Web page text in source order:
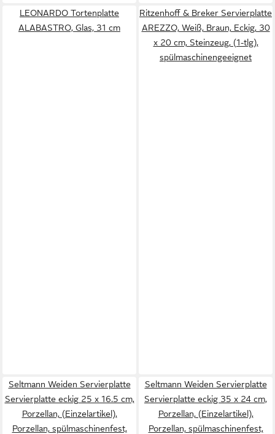
LEONARDO Tortenplatte
ALABASTRO, Glas, 31 cm
Ritzenhoff & Breker Servierplatte
AREZZO, Weiß, Braun, Eckig, 30
x 20 cm, Steinzeug, (1-tlg),
spülmaschinengeeignet
Seltmann Weiden Servierplatte
Servierplatte eckig 25 x 16.5 cm,
Porzellan, (Einzelartikel),
Porzellan, spülmaschinenfest,
Seltmann Weiden Servierplatte
Servierplatte eckig 35 x 24 cm,
Porzellan, (Einzelartikel),
Porzellan, spülmaschinenfest,